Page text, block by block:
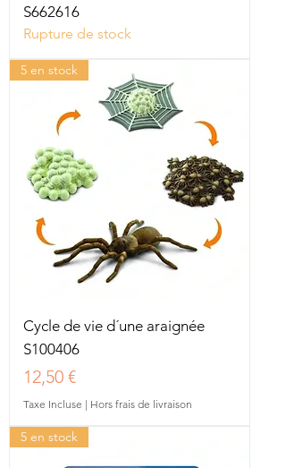
S662616
Rupture de stock
5 en stock
Cycle de vie d´une araignée
S100406
Prix
12,50 €
Taxe Incluse | Hors frais de livraison
5 en stock